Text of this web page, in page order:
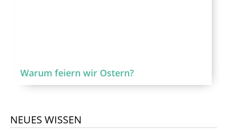
Warum feiern wir Ostern?
NEUES WISSEN